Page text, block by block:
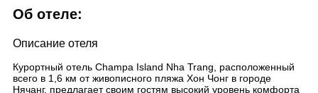
Об отеле:
Описание отеля
Курортный отель Champa Island Nha Trang, расположенный
всего в 1,6 км от живописного пляжа Хон Чонг в городе
Нячанг, предлагает своим гостям высокий уровень комфорта